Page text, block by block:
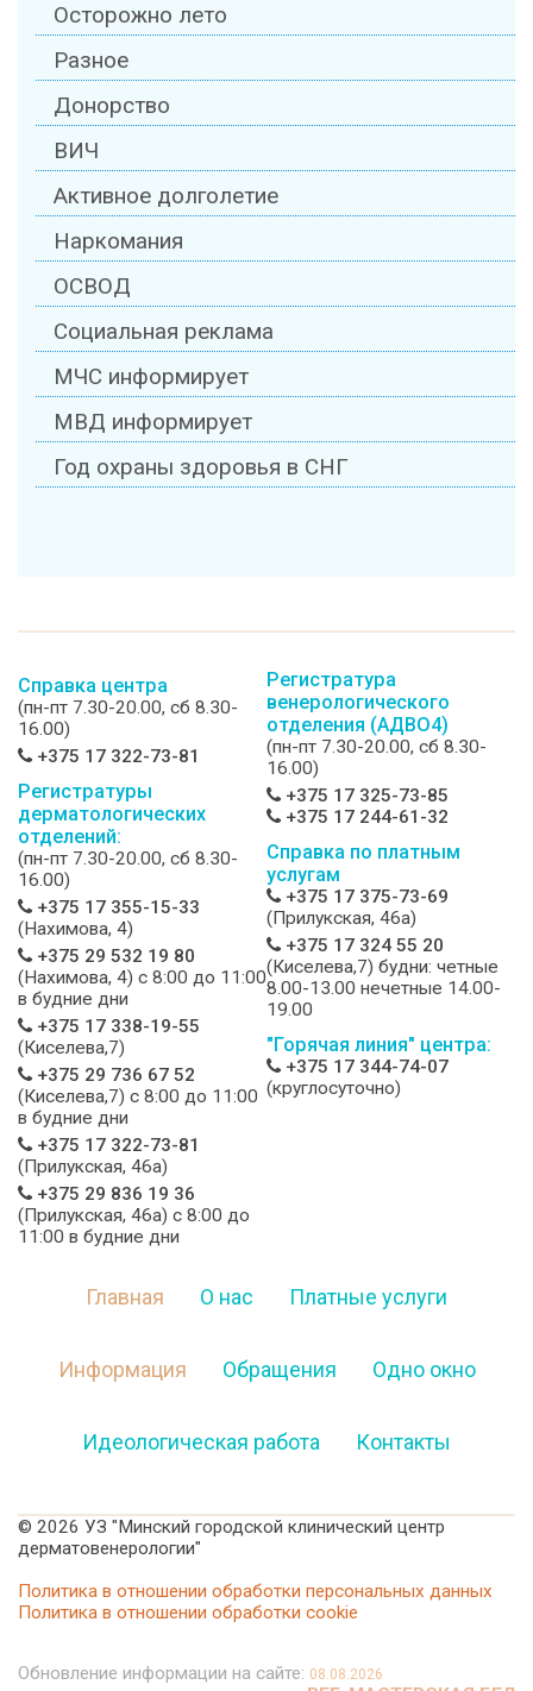
Осторожно лето
Разное
Донорство
ВИЧ
Активное долголетие
Наркомания
ОСВОД
Социальная реклама
МЧС информирует
МВД информирует
Год охраны здоровья в СНГ
Справка центра
(пн-пт 7.30-20.00, сб 8.30-
16.00)
+375 17 322-73-81
Регистратуры
дерматологических
отделений:
(пн-пт 7.30-20.00, сб 8.30-
16.00)
+375 17 355-15-33
(Нахимова, 4)
+375 29 532 19 80
(Нахимова, 4) c 8:00 до 11:00
в будние дни
+375 17 338-19-55
(Киселева,7)
+375 29 736 67 52
(Киселева,7) c 8:00 до 11:00
в будние дни
+375 17 322-73-81
(Прилукская, 46а)
+375 29 836 19 36
(Прилукская, 46а) c 8:00 до
11:00 в будние дни
Регистратура
венерологического
отделения (АДВО4)
(пн-пт 7.30-20.00, сб 8.30-
16.00)
+375 17 325-73-85
+375 17 244-61-32
Справка по платным
услугам
+375 17 375-73-69
(Прилукская, 46а)
+375 17 324 55 20
(Киселева,7) будни: четные
8.00-13.00 нечетные 14.00-
19.00
"Горячая линия" центра:
+375 17 344-74-07
(круглосуточно)
Главная О нас Платные услуги
Информация Обращения Одно окно
Идеологическая работа Контакты
© 2026 УЗ "Минский городской клинический центр
дерматовенерологии"
Политика в отношении обработки персональных данных
Политика в отношении обработки cookie
Обновление информации на сайте: 08.08.2026